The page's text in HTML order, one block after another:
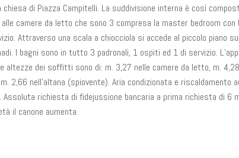
di Piazza Campitelli. La suddivisione interna è così
camere da letto che sono 3 compresa la master bedroom con
Attraverso una scala a chiocciola si accede al piccolo piano
I bagni sono in tutto 3 padronali, 1 ospiti ed 1 di servizio.
dei soffitti sono di: m. 3,27 nelle camere da letto, m.
nell’altana (spiovente). Aria condizionata e riscaldamento
richiesta di fidejussione bancaria a prima richiesta di 6
il canone aumenta.